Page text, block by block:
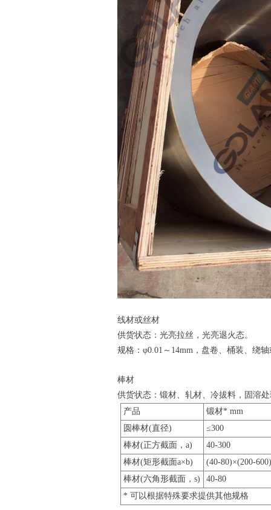
线材或丝材
供货状态：光亮拉丝，光亮退火态。
规格： φ0.01～14mm，盘卷、桶装、绕
棒材
供货状态：锻材、轧材、冷拔料，固溶
产品
锻材* mm
圆棒材(直径)
≤300
棒材(正方截面，a)
40-300
棒材(矩形截面a×b)
(40-80)×(200-600)
棒材(六角形截面，s)
40-80
* 可以根据特殊要求提供其他规格